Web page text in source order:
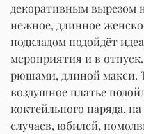
декоративным вырезом
нежное, длинное
подкладом подойдёт
мероприятия и в
рюшами, длиной макси.
воздушное платье
коктейльного наряда,
случаев, юбилей,